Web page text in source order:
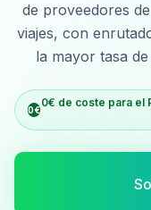
de proveedores
viajes, con
la mayor tasa
0€
0€ de coste para el